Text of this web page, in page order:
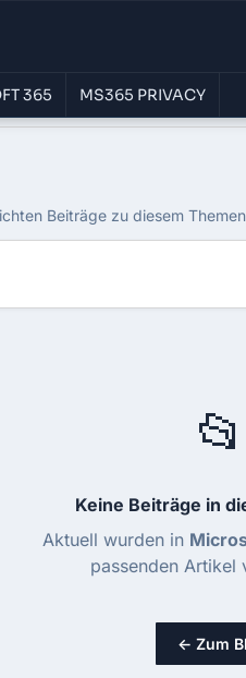
365 MS365 PRIVACY
Beiträge zu diesem
📂
Keine Beiträge in
Aktuell wurden in
passenden Artikel
← Zum